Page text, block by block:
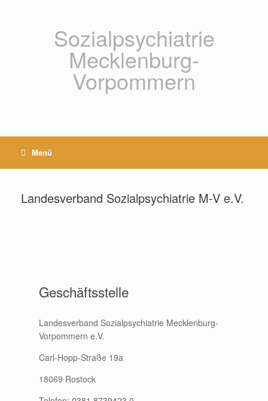
Sozialpsychiatrie
Mecklenburg-
Vorpommern
Menü
Landesverband Sozialpsychiatrie M-V e.V.
Geschäftsstelle
Landesverband Sozialpsychiatrie Mecklenburg-
Vorpommern e.V.
Carl-Hopp-Straße 19a
18069 Rostock